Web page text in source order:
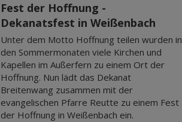
Fest der Hoffnung -
Dekanatsfest in Weißenbach
Unter dem Motto Hoffnung teilen wurden in
den Sommermonaten viele Kirchen und
Kapellen im Außerfern zu einem Ort der
Hoffnung. Nun lädt das Dekanat
Breitenwang zusammen mit der
evangelischen Pfarre Reutte zu einem Fest
der Hoffnung in Weißenbach ein.